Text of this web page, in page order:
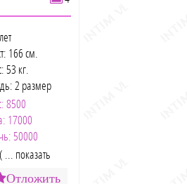
166 см.
53 кг.
2 размер
8500
17000
50000
... показать
Отложить